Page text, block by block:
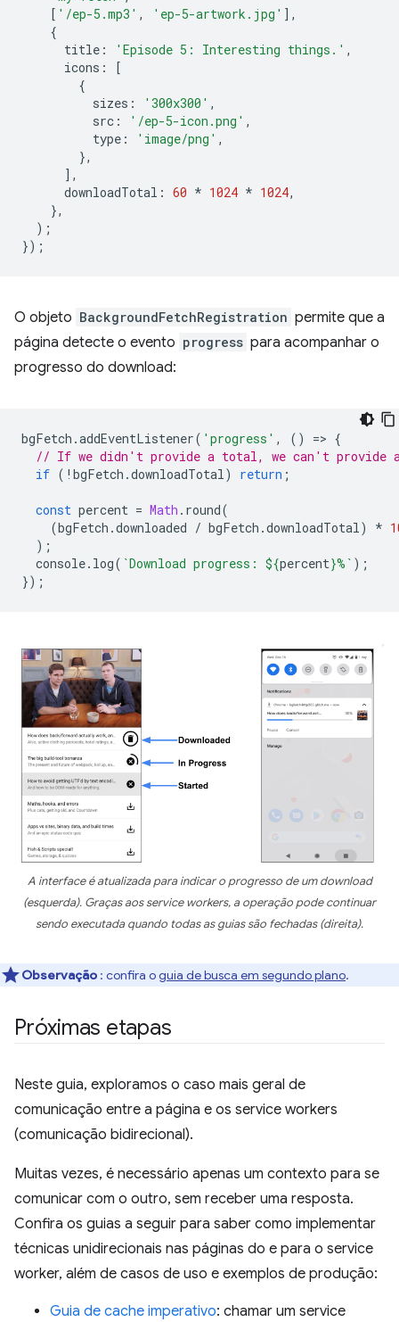
[ '/ep-5.mp3' , 'ep-5-artwork.jpg' ],
{
title : 'Episode 5: Interesting things.' ,
icons :
[
{
sizes : '300x300' ,
src : '/ep-5-icon.png' ,
type : 'image/png' ,
},
],
downloadTotal : 60 * 1024 * 1024,
},
);
});
O objeto BackgroundFetchRegistration permite que a
página detecte o evento progress para acompanhar o
progresso do download:
bgFetch .addEventListener( 'progress' , () => {
// If we didn't provide a total, we can't provide
if ( ! bgFetch .downloadTotal) return ;
const percent = Math . round(
(bgFetch .downloaded / bgFetch .downloadTotal) *
);
console. log( `Download progress: ${percent}%` );
});
A interface é atualizada para indicar o progresso de um download
(esquerda). Graças aos service workers, a operação pode continuar
sendo executada quando todas as guias são fechadas (direita).
Observação : confira oguia de busca em segundo plano.
Próximas etapas
Neste guia, exploramos o caso mais geral de
comunicação entre a página e os service workers
(comunicação bidirecional).
Muitas vezes, é necessário apenas um contexto para se
comunicar com o outro, sem receber uma resposta.
Confira os guias a seguir para saber como implementar
técnicas unidirecionais nas páginas do e para o service
worker, além de casos de uso e exemplos de produção:
Guia de cache imperativo: chamar um service